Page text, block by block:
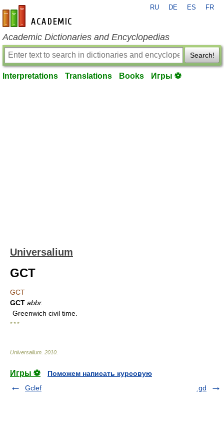
en-academic.com
RU DE ES FR
Academic Dictionaries and Encyclopedias
Search!
Interpretations Translations Books Игры ⚽
Universalium
GCT
GCT
GCT abbr.
Greenwich civil time.
* * *
Universalium 2010
Игры ⚽
Поможем написать курсовую
Gclef
.gd